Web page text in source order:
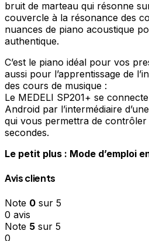
bruit de marteau qui résonne
couvercle à la résonance des
nuances de piano acoustique
authentique.
C’est le piano idéal pour vos
aussi pour l’apprentissage de
des cours de musique :
Le MEDELI SP201+ se
Android par l’intermédiaire
qui vous permettra de contrôler
secondes.
Le petit plus : Mode d’emploi
Avis clients
Note 0 sur 5
0 avis
Note 5 sur 5
0